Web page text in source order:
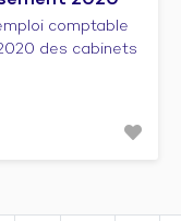
comptable
des cabinets